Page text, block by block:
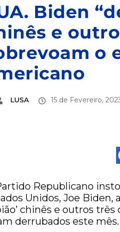
Biden
e
o
LUSA 15 de Fevereiro,
Republicano
Unidos, Joe Biden,
chinês e outros
derrubados este mês.